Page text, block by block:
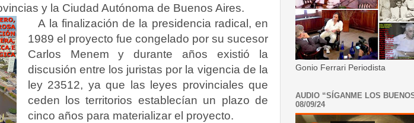
y la Ciudad Autónoma de Buenos Aires.
A la finalización de la presidencia radical, en
1989 el proyecto fue congelado por su sucesor
Carlos Menem y durante años existió la
discusión entre los juristas por la vigencia de la
ley 23512, ya que las leyes provinciales que
ceden los territorios establecían un plazo de
cinco años para materializar el proyecto.
Gonio Ferrari Periodista
AUDIO “SÍGANME LOS
08/09/24